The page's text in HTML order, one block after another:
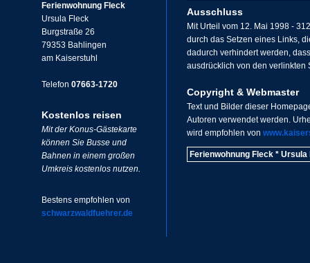
Ferienwohnung Fleck
Ursula Fleck
Burgstraße 26
79353 Bahlingen
am Kaiserstuhl
Telefon 07663-1720
Kostenlos reisen
Mit der Konus-Gästekarte
können Sie Busse und
Bahnen in einem großen
Umkreis kostenlos nutzen.
Bestens empfohlen von
schwarzwaldfuehrer.de
Ausschluss
Mit Urteil vom 12. Mai 1998 -
durch das Setzen eines Links,
dadurch verhindert werden,
ausdrücklich von den verlinkten
Copyright & Webmaster
Text und Bilder dieser
Autoren verwendet werden.
wird empfohlen von
Ferienwohnung Fleck *